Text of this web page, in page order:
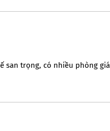
san trọng, có nhiều phòng